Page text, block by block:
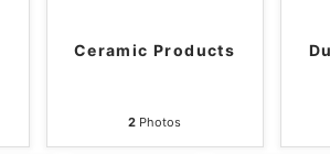
Ceramic Products
2 Photos